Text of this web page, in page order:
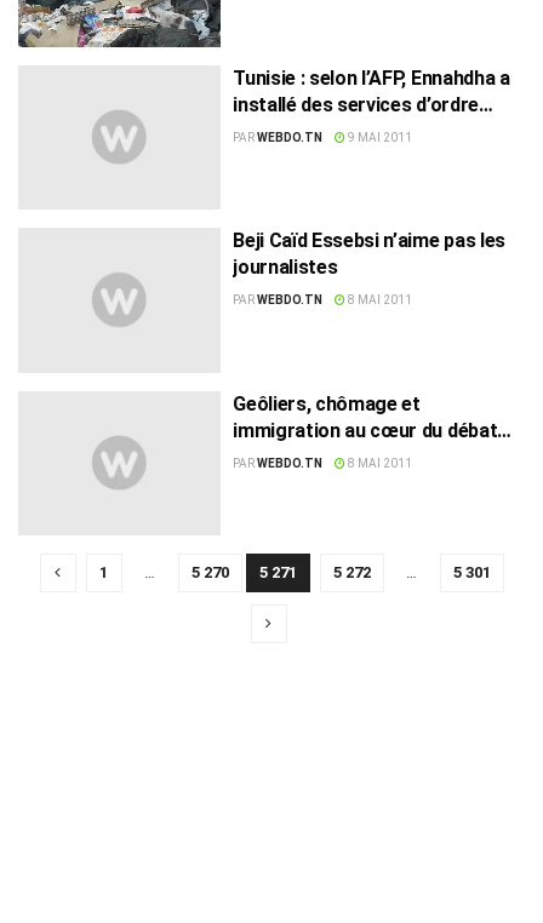
Tunisie : selon l’AFP, Ennahdha a
installé des services d’ordre
dans les quartiers
PARWEBDO.TN 9 MAI 2011
Beji Caïd Essebsi n’aime pas les
journalistes
PARWEBDO.TN 8 MAI 2011
Geôliers, chômage et
immigration au cœur du débat
avec Beji Caïd Essebsi
PARWEBDO.TN 8 MAI 2011
1 … 5 270 5 271 5 272 … 5 301